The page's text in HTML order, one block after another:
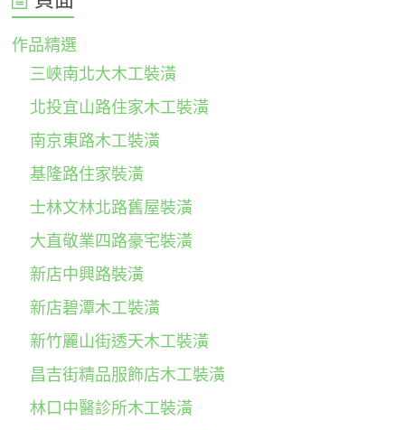
作品精選
三峽南北大木工裝潢
北投宜山路住家木工裝潢
南京東路木工裝潢
基隆路住家裝潢
士林文林北路舊屋裝潢
大直敬業四路豪宅裝潢
新店中興路裝潢
新店碧潭木工裝潢
新竹麗山街透天木工裝潢
昌吉街精品服飾店木工裝潢
林口中醫診所木工裝潢